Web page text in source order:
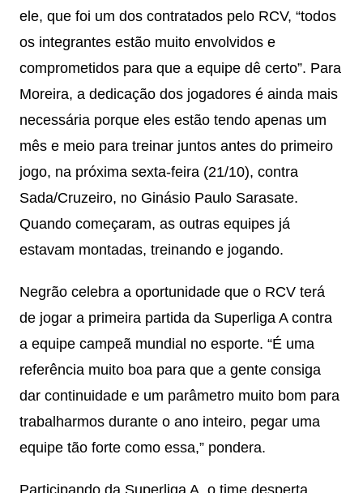
ele, que foi um dos contratados pelo RCV, “todos
os integrantes estão muito envolvidos e
comprometidos para que a equipe dê certo”. Para
Moreira, a dedicação dos jogadores é ainda mais
necessária porque eles estão tendo apenas um
mês e meio para treinar juntos antes do primeiro
jogo, na próxima sexta-feira (21/10), contra
Sada/Cruzeiro, no Ginásio Paulo Sarasate.
Quando começaram, as outras equipes já
estavam montadas, treinando e jogando.
Negrão celebra a oportunidade que o RCV terá
de jogar a primeira partida da Superliga A contra
a equipe campeã mundial no esporte. “É uma
referência muito boa para que a gente consiga
dar continuidade e um parâmetro muito bom para
trabalharmos durante o ano inteiro, pegar uma
equipe tão forte como essa,” pondera.